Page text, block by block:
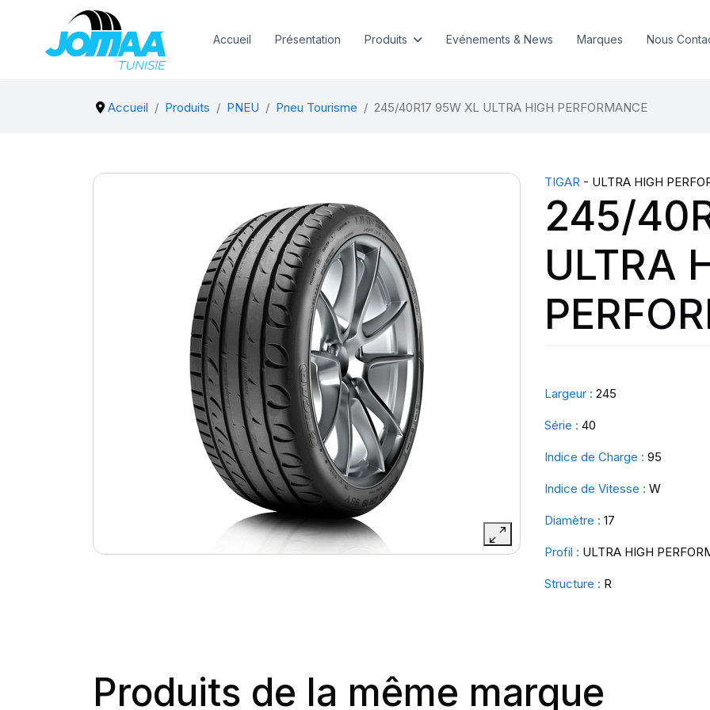
Accueil Présentation Produits Evénements & News Marques Nous
Accueil Produits PNEU Pneu Tourisme 245/40R17 95W XL ULTRA HIGH PERFORMANCE
TIGAR - ULTRA HIGH
245/
ULTRA
Largeur : 245
Série : 40
Indice de Charge : 95
Indice de Vitesse : W
Diamètre : 17
Profil : ULTRA HIGH
Structure : R
Produits de la même marque